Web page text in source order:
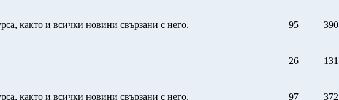
както и всички новини свързани с него.
95 390
26 131
както и всички новини свързани с него.
97 372